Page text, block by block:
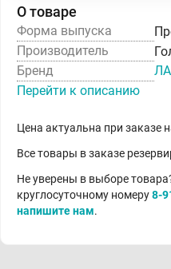
О товаре
Форма выпуска
Производитель
Бренд
Перейти к описанию
Цена актуальна при заказе
Все товары в заказе
Не уверены в выборе
круглосуточному номеру8-
напишите нам.